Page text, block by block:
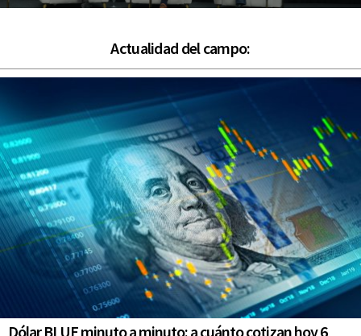
Actualidad del campo:
Dólar BLUE minuto a minuto: a cuánto cotizan hoy 6